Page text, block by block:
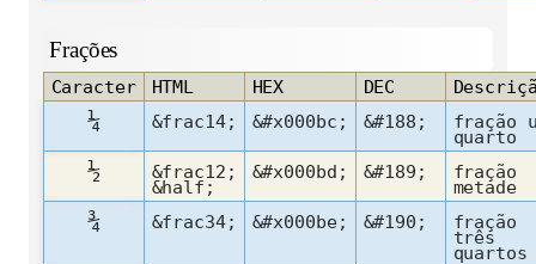
Frações
Caracter HTML HEX DEC
¼ &frac14; &#x000bc; &#188; fração
quarto
½ &frac12;
&half;
&#x000bd; &#189; fração
metade
¾ &frac34; &#x000be; &#190; fração
três
quartos